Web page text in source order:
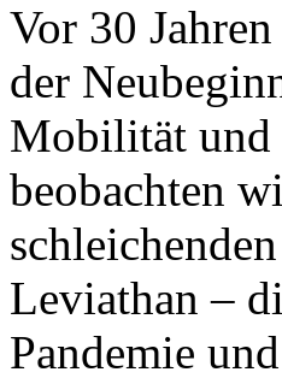
Vor 30
der
Mobilität und
beobachten
Leviathan –
Pandemie